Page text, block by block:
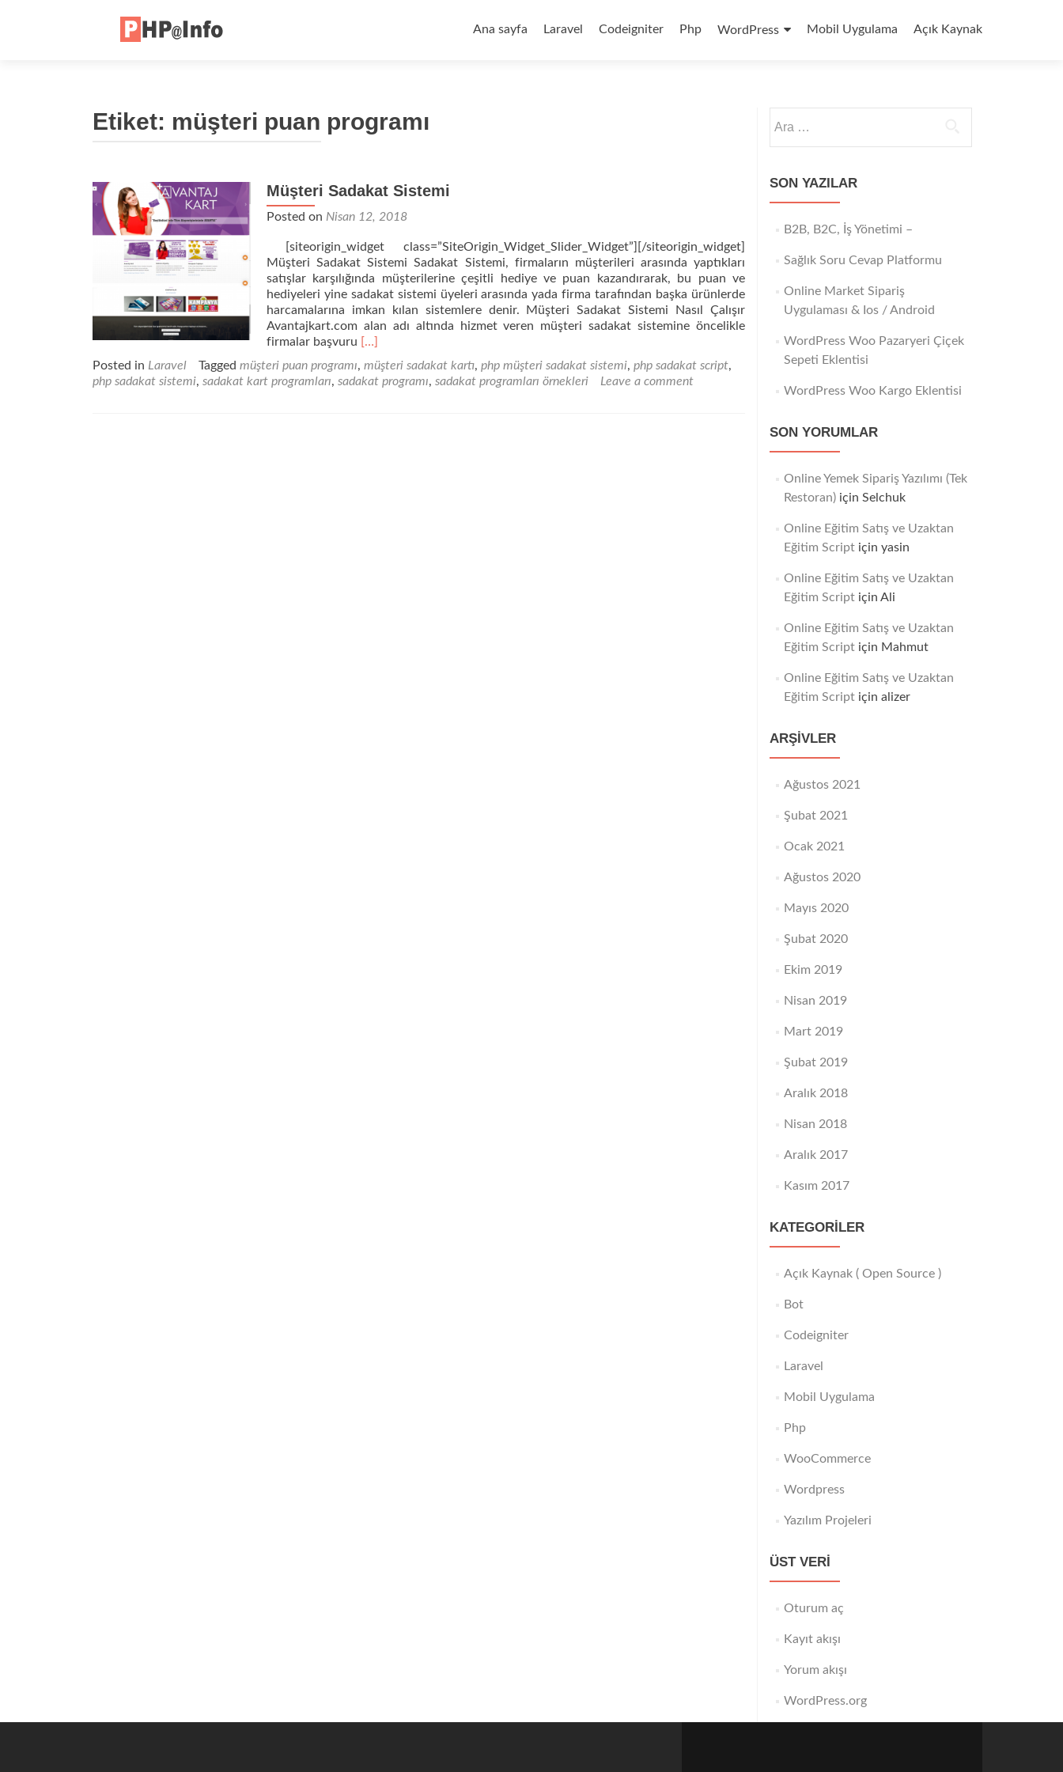
to
Ana sayfa Laravel Codeigniter Php WordPress Mobil Uygulama Açık Kaynak
Etiket: müşteri puan programı
Müşteri Sadakat Sistemi
Posted on Nisan 12, 2018
[siteorigin_widget class=”SiteOrigin_Widget_Slider_Widget”][/siteorigin_widget]
Müşteri Sadakat Sistemi Sadakat Sistemi, firmaların müşterileri arasında yaptıkları
satışlar karşılığında müşterilerine çeşitli hediye ve puan kazandırarak, bu puan ve
hediyeleri yine sadakat sistemi üyeleri arasında yada firma tarafından başka ürünlerde
harcamalarına imkan kılan sistemlere denir. Müşteri Sadakat Sistemi Nasıl Çalışır
Avantajkart.com alan adı altında hizmet veren müşteri sadakat sistemine öncelikle
firmalar başvuru Read
about
Müşteri
[…]
Posted in Laravel Tagged müşteri puan programı, müşteri sadakat kartı, php müşteri sadakat sistemi, php sadakat script,
php sadakat sistemi, sadakat kart programları, sadakat programı, sadakat programları örnekleri Leave a comment
SON YAZILAR
B2B, B2C, İş Yönetimi –
Sağlık Soru Cevap Platformu
Online Market Sipariş
Uygulaması & Ios / Android
WordPress Woo Pazaryeri Çiçek
Sepeti Eklentisi
WordPress Woo Kargo Eklentisi
SON YORUMLAR
Online Yemek Sipariş Yazılımı (Tek
Restoran)için Selchuk
Online Eğitim Satış ve Uzaktan
Eğitim Scriptiçin yasin
Online Eğitim Satış ve Uzaktan
Eğitim Scriptiçin Ali
Online Eğitim Satış ve Uzaktan
Eğitim Scriptiçin Mahmut
Online Eğitim Satış ve Uzaktan
Eğitim Scriptiçin alizer
ARŞIVLER
Ağustos 2021
Şubat 2021
Ocak 2021
Ağustos 2020
Mayıs 2020
Şubat 2020
Ekim 2019
Nisan 2019
Mart 2019
Şubat 2019
Aralık 2018
Nisan 2018
Aralık 2017
Kasım 2017
KATEGORILER
Açık Kaynak ( Open Source )
Bot
Codeigniter
Laravel
Mobil Uygulama
Php
WooCommerce
Wordpress
Yazılım Projeleri
ÜST VERI
Oturum aç
Kayıt akışı
Yorum akışı
WordPress.org